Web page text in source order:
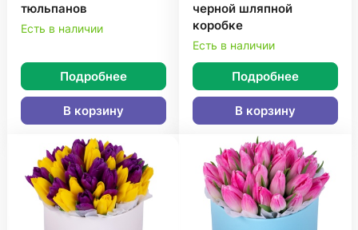
тюльпанов
Есть в наличии
Подробнее
В корзину
черной шляпной
коробке
Есть в наличии
Подробнее
В корзину